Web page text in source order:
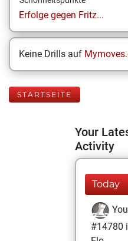
Erfolge gegen Fritz...
Keine Drills auf
STARTSEITE
Your
Activity
Today
#14780